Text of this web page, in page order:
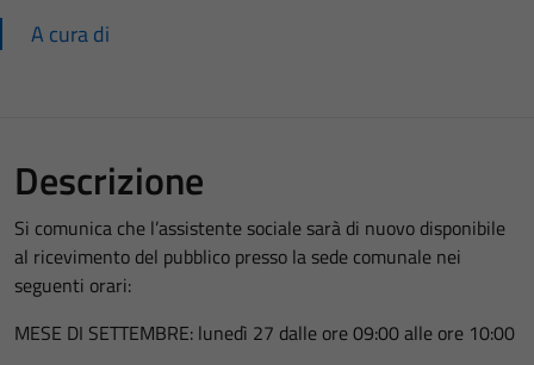
A cura di
Descrizione
Si comunica che l’assistente sociale sarà di nuovo disponibile
al ricevimento del pubblico presso la sede comunale nei
seguenti orari:
MESE DI SETTEMBRE: lunedì 27 dalle ore 09:00 alle ore 10:00